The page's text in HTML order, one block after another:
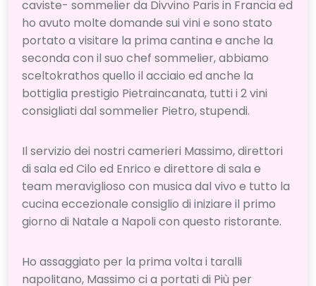
caviste- sommelier da Divvino Paris in Francia ed
ho avuto molte domande sui vini e sono stato
portato a visitare la prima cantina e anche la
seconda con il suo chef sommelier, abbiamo
sceltokrathos quello il acciaio ed anche la
bottiglia prestigio Pietraincanata, tutti i 2 vini
consigliati dal sommelier Pietro, stupendi.
Il servizio dei nostri camerieri Massimo, direttori
di sala ed Cilo ed Enrico e direttore di sala e
team meraviglioso con musica dal vivo e tutto la
cucina eccezionale consiglio di iniziare il primo
giorno di Natale a Napoli con questo ristorante.
Ho assaggiato per la prima volta i taralli
napolitano, Massimo ci a portati di Più per